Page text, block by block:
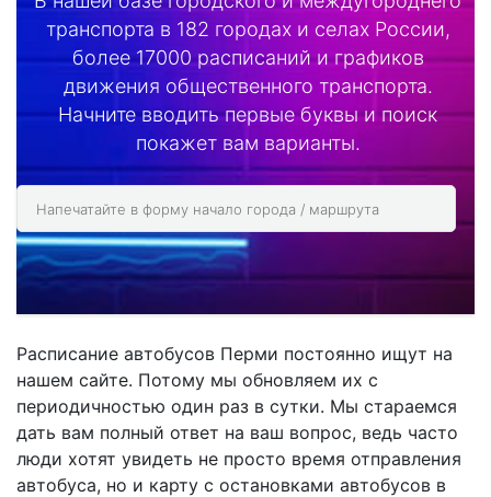
транспорта в 182 городах и селах России,
более 17000 расписаний и графиков
движения общественного транспорта.
Начните вводить первые буквы и поиск
покажет вам варианты.
Расписание автобусов Перми постоянно ищут на
нашем сайте. Потому мы обновляем их с
периодичностью один раз в сутки. Мы стараемся
дать вам полный ответ на ваш вопрос, ведь часто
люди хотят увидеть не просто время отправления
автобуса, но и карту с остановками автобусов в